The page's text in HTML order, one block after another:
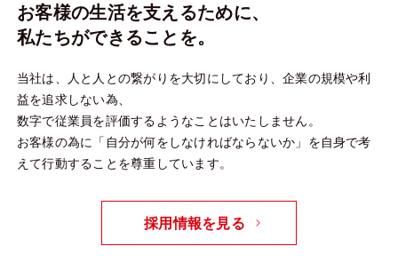
お客様の生活を支えるために、
私たちができることを。
当社は、人と人との繋がりを大切にしており、企業の規模や利
益を追求しない為、
数字で従業員を評価するようなことはいたしません。
お客様の為に「自分が何をしなければならないか」を自身で考
えて行動することを尊重しています。
採用情報を見る